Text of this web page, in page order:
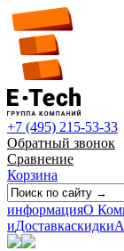
+7 (495) 215-53-33
Обратный звонок
Сравнение
Корзина
информацияО
иДоставкаскидки